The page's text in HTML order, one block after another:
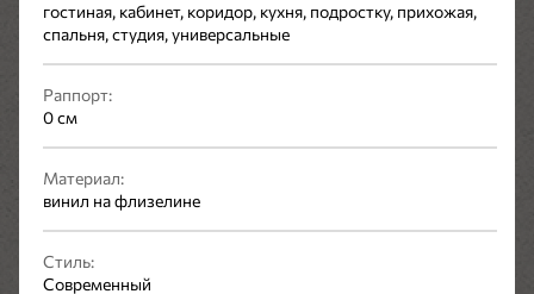
гостиная, кабинет, коридор, кухня, подростку, прихожая,
спальня, студия, универсальные
Раппорт:
0 см
Материал:
винил на флизелине
Стиль:
Современный